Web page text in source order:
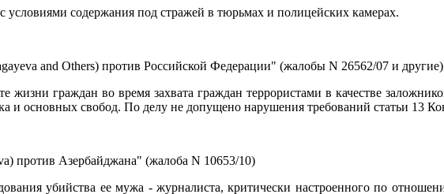
содержания под стражей в тюрьмах и полицейских камерах.
and Others) против Российской Федерации" (жалобы N 26562/07 и другие)
граждан во время захвата граждан террористами в качестве
и основных свобод. По делу не допущено нарушения требований статьи 13
против Азербайджана" (жалоба N 10653/10)
убийства ее мужа - журналиста, критически настроенного по